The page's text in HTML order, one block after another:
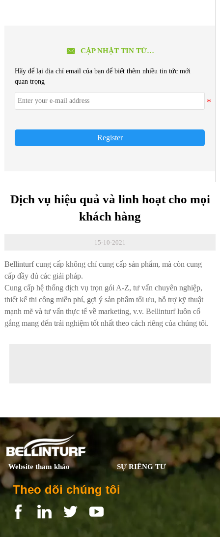
 CẬP NHẬT TIN TỨC MỚI
Hãy để lại địa chỉ email của bạn để biết thêm nhiều tin tức mới
quan trọng
Register
Dịch vụ hiệu quả và linh hoạt cho mọi
khách hàng
15-10-2021
Bellinturf cung cấp không chỉ cung cấp sản phẩm, mà còn cung
cấp đầy đủ các giải pháp.
Cung cấp hệ thống dịch vụ trọn gói A-Z, tư vấn chuyên nghiệp,
thiết kế thi công miễn phí, gợi ý sản phẩm tối ưu, hỗ trợ kỹ thuật
mạnh mẽ và tư vấn thực tế về marketing, v.v. Bellinturf luôn cố
gắng mang đến trải nghiệm tốt nhất theo cách riêng của chúng tôi.
Website tham khảo SỰ RIÊNG TƯ
Theo dõi chúng tôi